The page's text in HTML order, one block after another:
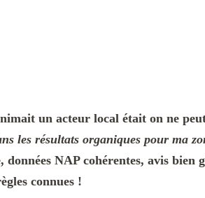
un acteur local était on ne
les résultats organiques pour ma
NAP cohérentes, avis bien
connues !